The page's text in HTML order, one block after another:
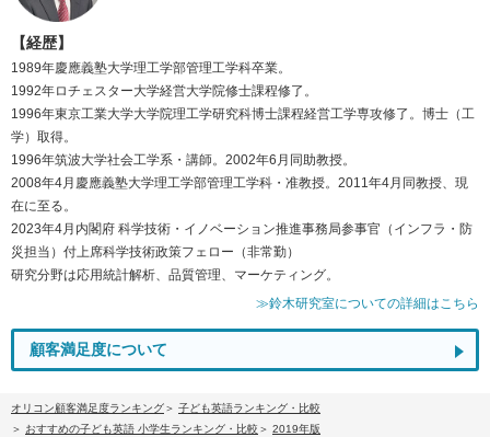
【経歴】
1989年慶應義塾大学理工学部管理工学科卒業。
1992年ロチェスター大学経営大学院修士課程修了。
1996年東京工業大学大学院理工学研究科博士課程経営工学専攻修了。博士（工
学）取得。
1996年筑波大学社会工学系・講師。2002年6月同助教授。
2008年4月慶應義塾大学理工学部管理工学科・准教授。2011年4月同教授、現
在に至る。
2023年4月内閣府 科学技術・イノベーション推進事務局参事官（インフラ・防
災担当）付上席科学技術政策フェロー（非常勤）
研究分野は応用統計解析、品質管理、マーケティング。
≫鈴木研究室についての詳細はこちら
顧客満足度について
オリコン顧客満足度ランキング
子ども英語ランキング・比較
おすすめの子ども英語 小学生ランキング・比較
2019年版